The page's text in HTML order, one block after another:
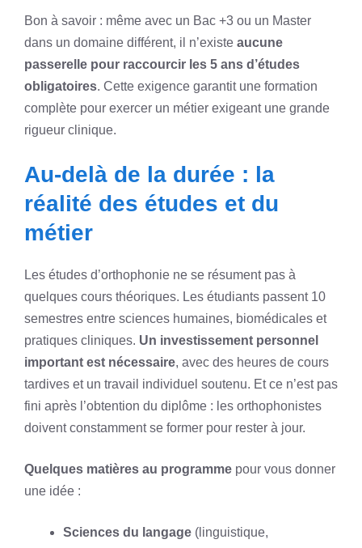
Bon à savoir : même avec un Bac +3 ou un Master
dans un domaine différent, il n’existe aucune
passerelle pour raccourcir les 5 ans d’études
obligatoires. Cette exigence garantit une formation
complète pour exercer un métier exigeant une grande
rigueur clinique.
Au-delà de la durée : la
réalité des études et du
métier
Les études d’orthophonie ne se résument pas à
quelques cours théoriques. Les étudiants passent 10
semestres entre sciences humaines, biomédicales et
pratiques cliniques. Un investissement personnel
important est nécessaire, avec des heures de cours
tardives et un travail individuel soutenu. Et ce n’est pas
fini après l’obtention du diplôme : les orthophonistes
doivent constamment se former pour rester à jour.
Quelques matières au programme pour vous donner
une idée :
Sciences du langage (linguistique,